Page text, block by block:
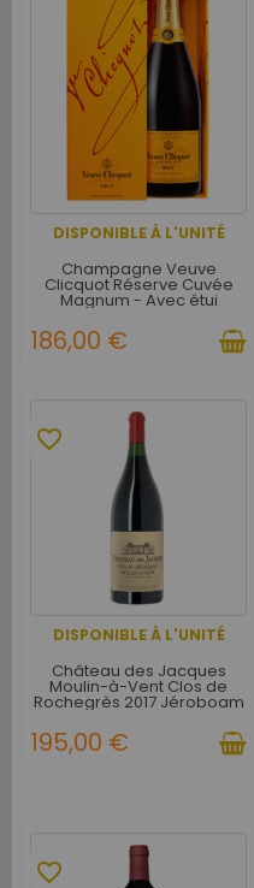
DISPONIBLE À L'UNITÉ
Champagne Veuve
Clicquot Réserve Cuvée
Magnum - Avec étui
186,00 €
DISPONIBLE À L'UNITÉ
favorite_border
Château des Jacques
Moulin-à-Vent Clos de
Rochegrès 2017 Jéroboam
195,00 €
favorite_border